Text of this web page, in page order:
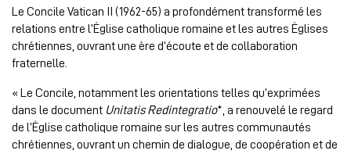
Le Concile Vatican II (1962-65) a profondément transformé les
relations entre l’Église catholique romaine et les autres Églises
chrétiennes, ouvrant une ère d’écoute et de collaboration
fraternelle.
« Le Concile, notamment les orientations telles qu’exprimées
dans le document Unitatis Redintegratio*, a renouvelé le regard
de l’Église catholique romaine sur les autres communautés
chrétiennes, ouvrant un chemin de dialogue, de coopération et de